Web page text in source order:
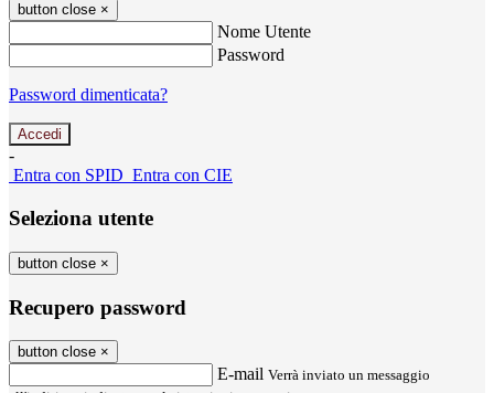
button close ×
Nome Utente
Password
Password dimenticata?
-
Entra con SPID Entra con CIE
Seleziona utente
button close ×
Recupero password
button close ×
E-mail Verrà inviato un messaggio